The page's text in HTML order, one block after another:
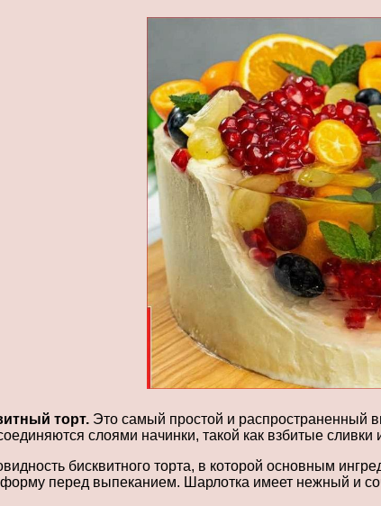
торт. Это самый простой и распространенный
слоями начинки, такой как взбитые
бисквитного торта, в которой основным
перед выпеканием. Шарлотка имеет нежный и